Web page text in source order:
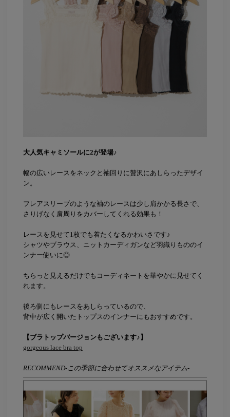
大人気キャミソールに2が登場♪
幅の広いレースをネックと袖回りに贅沢にあしらったデザイ
ン。
フレアスリーブのような袖のレースは少し肩かかる長さで、
さりげなく肩周りをカバーしてくれる効果も！
レースを見せて1枚でも着たくなるかわいさです♪
シャツやブラウス、ニットカーディガンなど羽織りもののイ
ンナー使いに◎
ちらっと見えるだけでもコーディネートを華やかに見せてく
れます。
後ろ側にもレースをあしらっているので、
背中が広く開いたトップスのインナーにもおすすめです。
【ブラトップバージョンもございます♪】
gorgeous lace bra top
RECOMMEND-この季節に合わせてオススメなアイテム-